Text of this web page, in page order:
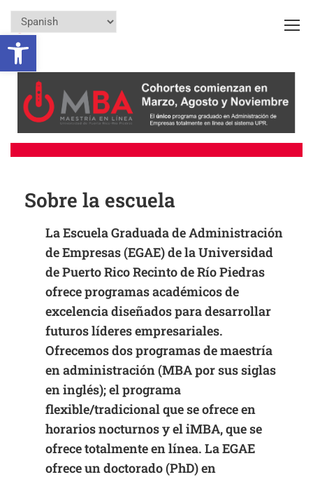
Open toolbar
Sobre la escuela
La Escuela Graduada de Administración
de Empresas (EGAE) de la Universidad
de Puerto Rico Recinto de Río Piedras
ofrece programas académicos de
excelencia diseñados para desarrollar
futuros líderes empresariales.
Ofrecemos dos programas de maestría
en administración (MBA por sus siglas
en inglés); el programa
flexible/tradicional que se ofrece en
horarios nocturnos y el iMBA, que se
ofrece totalmente en línea. La EGAE
ofrece un doctorado (PhD) en